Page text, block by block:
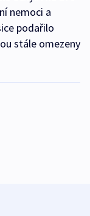
nemoci a
podařilo
stále omezeny